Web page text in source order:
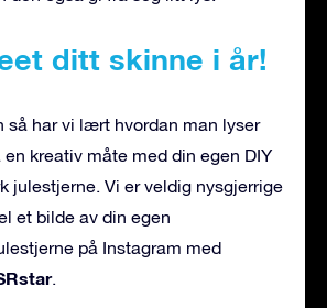
ditt skinne i år!
så har vi lært hvordan man lyser
kreativ måte med din egen DIY
julestjerne. Vi er veldig nysgjerrige
et bilde av din egen
på Instagram med
.